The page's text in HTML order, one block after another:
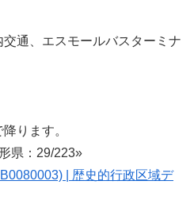
通、エスモールバスターミナ
ります。
県：29/223»
| 歴史的行政区域デ